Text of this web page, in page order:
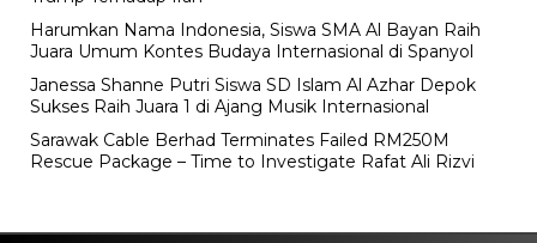
Harumkan Nama Indonesia, Siswa SMA Al Bayan Raih
Juara Umum Kontes Budaya Internasional di Spanyol
Janessa Shanne Putri Siswa SD Islam Al Azhar Depok
Sukses Raih Juara 1 di Ajang Musik Internasional
Sarawak Cable Berhad Terminates Failed RM250M
Rescue Package – Time to Investigate Rafat Ali Rizvi